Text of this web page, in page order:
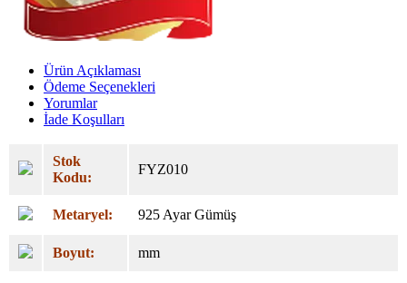
Ürün Açıklaması
Ödeme Seçenekleri
Yorumlar
İade Koşulları
Stok
Kodu:
FYZ010
Metaryel: 925 Ayar Gümüş
Boyut: mm